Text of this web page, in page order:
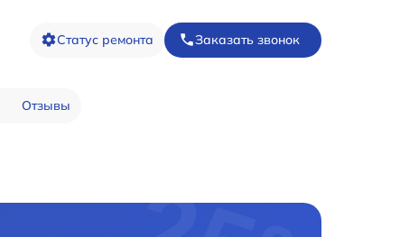
Статус ремонта Заказать звонок
Отзывы